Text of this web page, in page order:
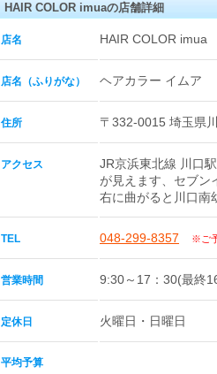
HAIR COLOR imuaの店舗詳細
店名 HAIR COLOR imua
店名（ふりがな） ヘアカラー イムア
住所 〒332-0015 埼玉県
アクセス
JR京浜東北線 川口
が見えます、セブン
右に曲がると川口南
TEL 048-299-8357 ※ご
営業時間 9:30～17：30(最終
定休日 火曜日・日曜日
平均予算